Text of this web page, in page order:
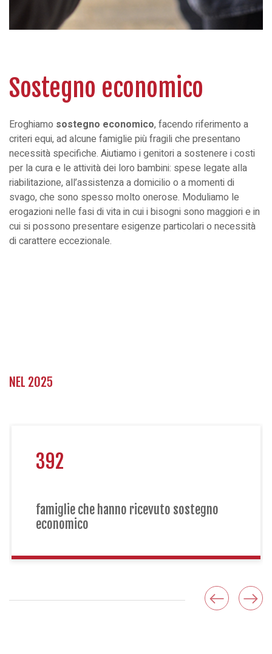
Sostegno economico
Eroghiamo sostegno economico, facendo riferimento a
criteri equi, ad alcune famiglie più fragili che presentano
necessità specifiche. Aiutiamo i genitori a sostenere i costi
per la cura e le attività dei loro bambini: spese legate alla
riabilitazione, all’assistenza a domicilio o a momenti di
svago, che sono spesso molto onerose. Moduliamo le
erogazioni nelle fasi di vita in cui i bisogni sono maggiori e in
cui si possono presentare esigenze particolari o necessità
di carattere eccezionale.
NEL 2025
392
famiglie che hanno ricevuto sostegno
economico